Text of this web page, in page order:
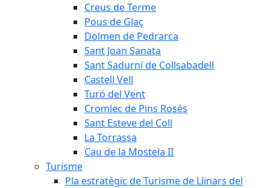
Creus de Terme
Pous de Glaç
Dolmen de Pedrarca
Sant Joan Sanata
Sant Sadurní de Collsabadell
Castell Vell
Turó del Vent
Cromlec de Pins Rosés
Sant Esteve del Coll
La Torrassa
Cau de la Mostela II
Turisme
Pla estratègic de Turisme de Llinars del